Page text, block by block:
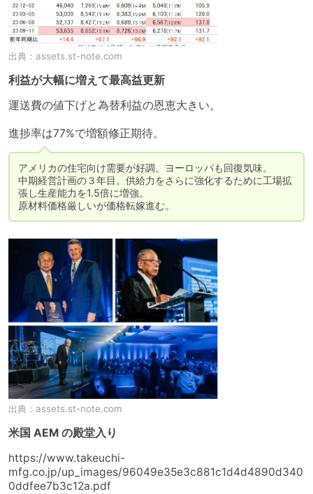
出典： assets.st-note.com
利益が大幅に増えて最高益更新
運送費の値下げと為替利益の恩恵大きい。
進捗率は77%で増額修正期待。
アメリカの住宅向け需要が好調。ヨーロッパも回復気味。
中期経営計画の３年目。供給力をさらに強化するために工場拡
張し生産能力を1.5倍に増強。
原材料価格厳しいが価格転嫁進む。
出典： assets.st-note.com
米国 AEM の殿堂入り
https://www.takeuchi-
mfg.co.jp/up_images/96049e35e3c881c1d4d4890d340
0ddfee7b3c12a.pdf